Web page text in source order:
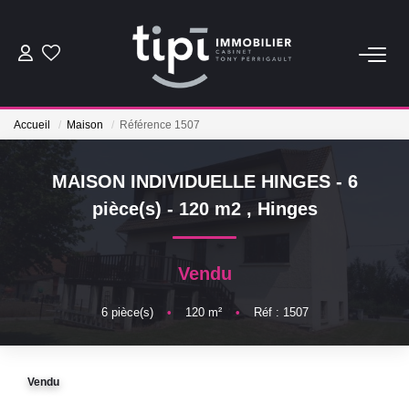
ACHETER
Nos Biens Locations
Nos Biens Loués
VENDRE
Accueil Maison Référence 1507
MAISON INDIVIDUELLE HINGES - 6
pièce(s) - 120 m2 , Hinges
Vendu
6pièce(s) • 120m² • Réf : 1507
Vendu